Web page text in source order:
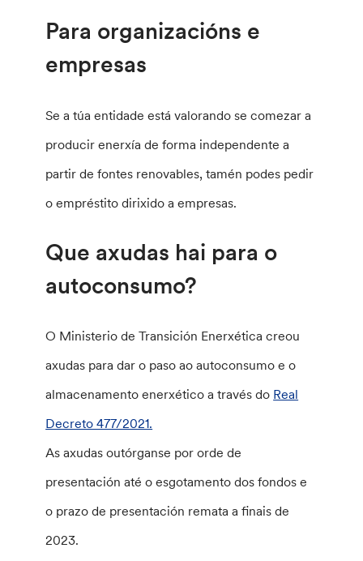
Para organizacións e
empresas
Se a túa entidade está valorando se comezar a
producir enerxía de forma independente a
partir de fontes renovables, tamén podes pedir
o empréstito dirixido a empresas.
Que axudas hai para o
autoconsumo?
O Ministerio de Transición Enerxética creou
axudas para dar o paso ao autoconsumo e o
almacenamento enerxético a través do Real
Decreto 477/2021.
As axudas outórganse por orde de
presentación até o esgotamento dos fondos e
o prazo de presentación remata a finais de
2023.